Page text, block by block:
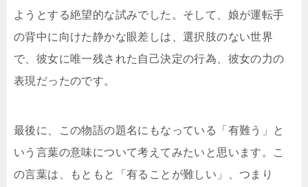
ようとする絶望的な試みでした。そして、娘が運転手
の背中に向けた静かな眼差しは、選択肢のない世界
で、彼女に唯一残された自己決定の行為、彼女の力の
表現だったのです。
最後に、この物語の題名にもなっている「有難う」と
いう言葉の意味について考えてみたいと思います。こ
の言葉は、もともと「有ることが難しい」、つまり